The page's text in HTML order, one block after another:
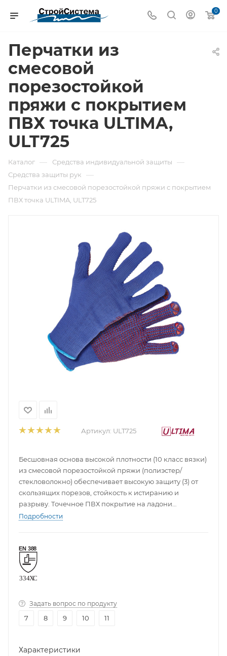
0
Перчатки из
смесовой
порезостойкой
пряжи с покрытием
ПВХ точка ULTIMA,
ULT725
Каталог — Средства индивидуальной защиты —
Средства защиты рук —
Перчатки из смесовой порезостойкой пряжи с покрытием
ПВХ точка ULTIMA, ULT725
Артикул: ULT725
Бесшовная основа высокой плотности (10 класс вязки)
из смесовой порезостойкой пряжи (полиэстер/
стекловолокно) обеспечивает высокую защиту (3) от
скользящих порезов, стойкость к истиранию и
разрыву. Точечное ПВХ покрытие на ладони
обеспечивает отличный захват.
Подробности
Задать вопрос по продукту
7 8 9 10 11
Характеристики